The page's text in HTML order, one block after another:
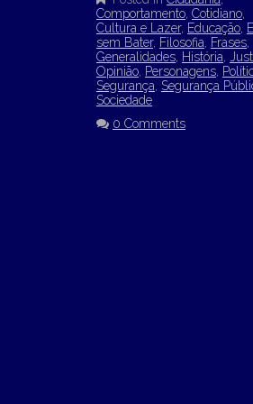
Comportamento Cotidiano
Cultura e Lazer, Educação
sem Bater, Filosofia Frases
Generalidades História
Opinião Personagens
Segurança Segurança
Sociedade
0 Comments